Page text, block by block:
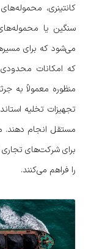
کانتینری،
سنگین یا
می‌شود که برای
که امکانات محدودی
منظوره معمولاً به
تجهیزات تخلیه
مستقل انجام دهند.
برای شرکت‌های تجاری
را فراهم می‌کنند.